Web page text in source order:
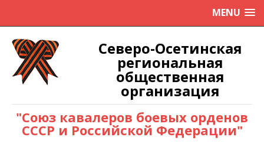
MENU
Северо-Осетинская
региональная
общественная
организация
"Союз кавалеров боевых орденов
СССР и Российской Федерации"